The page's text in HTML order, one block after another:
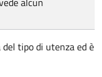
tipo di utenza ed è